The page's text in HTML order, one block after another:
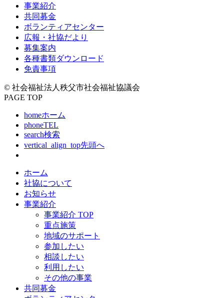
事業紹介
共同募金
ボランティアセンター
広報・社協だより
募集案内
各種書類ダウンロード
免責事項
© 社会福祉法人秩父市社会福祉協議会
PAGE TOP
homeホーム
phoneTEL
search検索
vertical_align_top先頭へ
ホーム
社協について
お知らせ
事業紹介
事業紹介 TOP
重点施策
地域のサポート
参加したい
相談したい
利用したい
その他の事業
共同募金